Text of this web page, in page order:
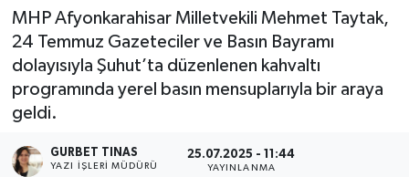
MHP Afyonkarahisar Milletvekili Mehmet Taytak,
24 Temmuz Gazeteciler ve Basın Bayramı
dolayısıyla Şuhut’ta düzenlenen kahvaltı
programında yerel basın mensuplarıyla bir araya
geldi.
GURBET TINAS
YAZI İŞLERI MÜDÜRÜ
25.07.2025 - 11:44
YAYINLANMA
Teknoloji
Kültür - Sanat
Yaşam
Haber Arşivi